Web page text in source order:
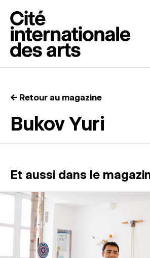
RÉSIDENCES ↓
ATELIERS OUVERTS
PROGRAMMATION
MAGAZINE
← Retour au magazine
Bukov Yuri
Et aussi dans le